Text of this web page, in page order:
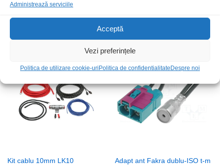
Administrează serviciile
Acceptă
Vezi preferințele
Politica de utilizare cookie-uri Politica de confidentialitate Despre noi
Adapt ant Fakra dublu-ISO m-t Conector ISO Daewoo Matiz
30,00
Kit cablu 10mm LK10 Adapt ant Fakra dublu-ISO t-m